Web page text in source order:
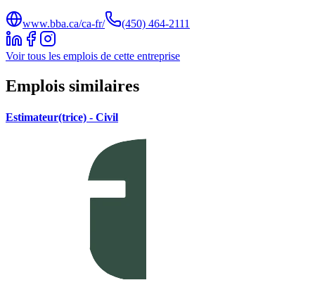
www.bba.ca/ca-fr/ (450) 464-2111
Voir tous les emplois de cette entreprise
Emplois similaires
Estimateur(trice) - Civil